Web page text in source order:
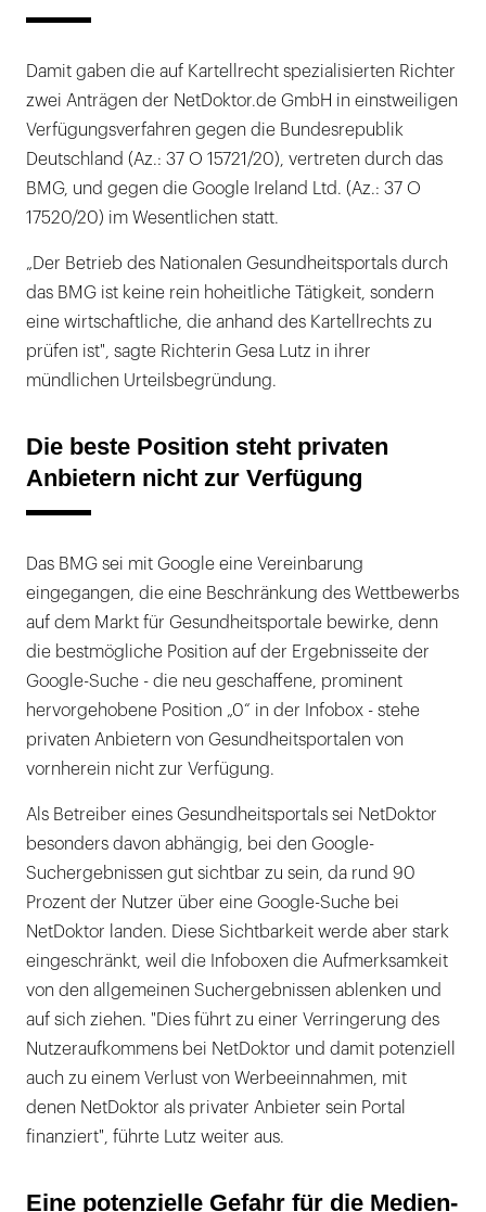
Damit gaben die auf Kartellrecht spezialisierten Richter
zwei Anträgen der NetDoktor.de GmbH in einstweiligen
Verfügungsverfahren gegen die Bundesrepublik
Deutschland (Az.: 37 O 15721/20), vertreten durch das
BMG, und gegen die Google Ireland Ltd. (Az.: 37 O
17520/20) im Wesentlichen statt.
„Der Betrieb des Nationalen Gesundheitsportals durch
das BMG ist keine rein hoheitliche Tätigkeit, sondern
eine wirtschaftliche, die anhand des Kartellrechts zu
prüfen ist", sagte Richterin Gesa Lutz in ihrer
mündlichen Urteilsbegründung.
Die beste Position steht privaten
Anbietern nicht zur Verfügung
Das BMG sei mit Google eine Vereinbarung
eingegangen, die eine Beschränkung des Wettbewerbs
auf dem Markt für Gesundheitsportale bewirke, denn
die bestmögliche Position auf der Ergebnisseite der
Google-Suche - die neu geschaffene, prominent
hervorgehobene Position „0“ in der Infobox - stehe
privaten Anbietern von Gesundheitsportalen von
vornherein nicht zur Verfügung.
Als Betreiber eines Gesundheitsportals sei NetDoktor
besonders davon abhängig, bei den Google-
Suchergebnissen gut sichtbar zu sein, da rund 90
Prozent der Nutzer über eine Google-Suche bei
NetDoktor landen. Diese Sichtbarkeit werde aber stark
eingeschränkt, weil die Infoboxen die Aufmerksamkeit
von den allgemeinen Suchergebnissen ablenken und
auf sich ziehen. "Dies führt zu einer Verringerung des
Nutzeraufkommens bei NetDoktor und damit potenziell
auch zu einem Verlust von Werbeeinnahmen, mit
denen NetDoktor als privater Anbieter sein Portal
finanziert", führte Lutz weiter aus.
Eine potenzielle Gefahr für die Medien-